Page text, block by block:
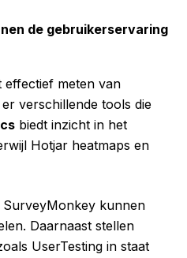
de gebruikerservaring
effectief meten van
verschillende tools die
biedt inzicht in het
Hotjar heatmaps en
SurveyMonkey kunnen
Daarnaast stellen
UserTesting in staat